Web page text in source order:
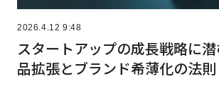
2026.4.12 9:48
スタートアップの成長戦略に
品拡張とブランド希薄化の法則